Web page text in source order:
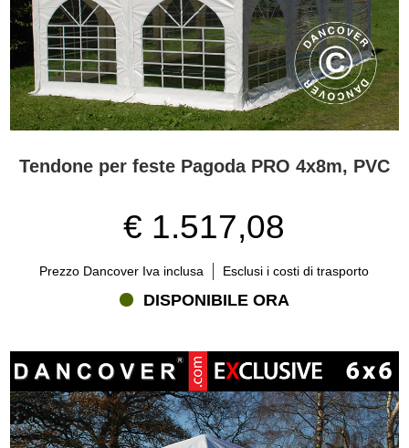
Tendone per feste Pagoda PRO 4x8m, PVC
€ 1.517,08
Prezzo Dancover Iva inclusa Esclusi i costi di trasporto
DISPONIBILE ORA